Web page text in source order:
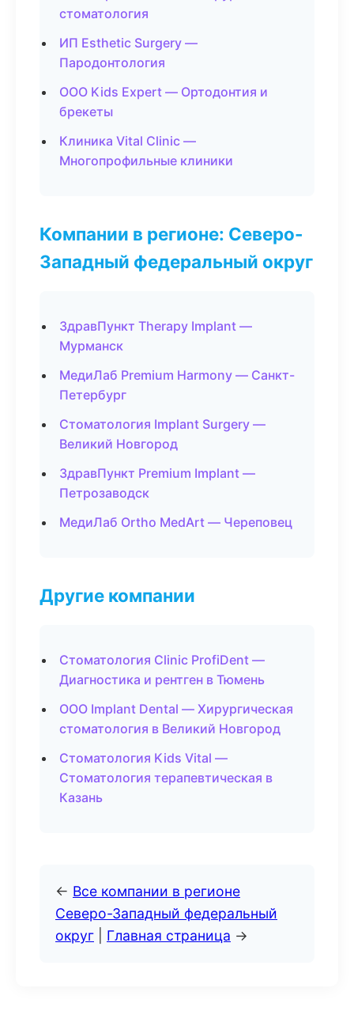
стоматология
ИП Esthetic Surgery —
Пародонтология
ООО Kids Expert — Ортодонтия и
брекеты
Клиника Vital Clinic —
Многопрофильные клиники
Компании в регионе: Северо-
Западный федеральный округ
ЗдравПункт Therapy Implant —
Мурманск
МедиЛаб Premium Harmony — Санкт-
Петербург
Стоматология Implant Surgery —
Великий Новгород
ЗдравПункт Premium Implant —
Петрозаводск
МедиЛаб Ortho MedArt — Череповец
Другие компании
Стоматология Clinic ProfiDent —
Диагностика и рентген в Тюмень
ООО Implant Dental — Хирургическая
стоматология в Великий Новгород
Стоматология Kids Vital —
Стоматология терапевтическая в
Казань
← Все компании в регионе
Северо-Западный федеральный
округ
Главная страница →